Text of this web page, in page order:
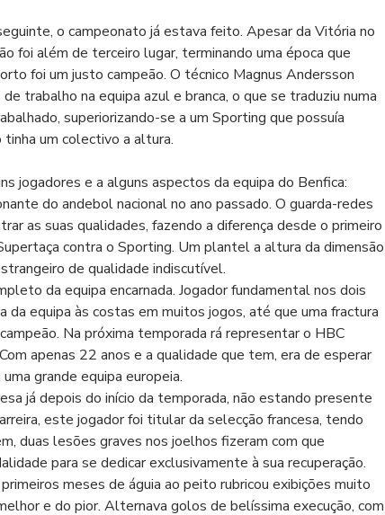
o campeonato já estava feito. Apesar da Vitória no
foi além de terceiro lugar, terminando uma época que
foi um justo campeão. O técnico Magnus Andersson
trabalho na equipa azul e branca, o que se traduziu numa
superiorizando-se a um Sporting que possuía
um colectivo a altura.
jogadores e a alguns aspectos da equipa do Benfica:
do andebol nacional no ano passado. O guarda-redes
as suas qualidades, fazendo a diferença desde o primeiro
contra o Sporting. Um plantel a altura da dimensão
de qualidade indiscutível.
da equipa encarnada. Jogador fundamental nos dois
da equipa às costas em muitos jogos, até que uma fractura
Na próxima temporada rá representar o HBC
apenas 22 anos e a qualidade que tem, era de esperar
grande equipa europeia.
já depois do início da temporada, não estando presente
este jogador foi titular da selecção francesa, tendo
duas lesões graves nos joelhos fizeram com que
para se dedicar exclusivamente à sua recuperação.
meses de águia ao peito rubricou exibições muito
e do pior. Alternava golos de belíssima execução, com